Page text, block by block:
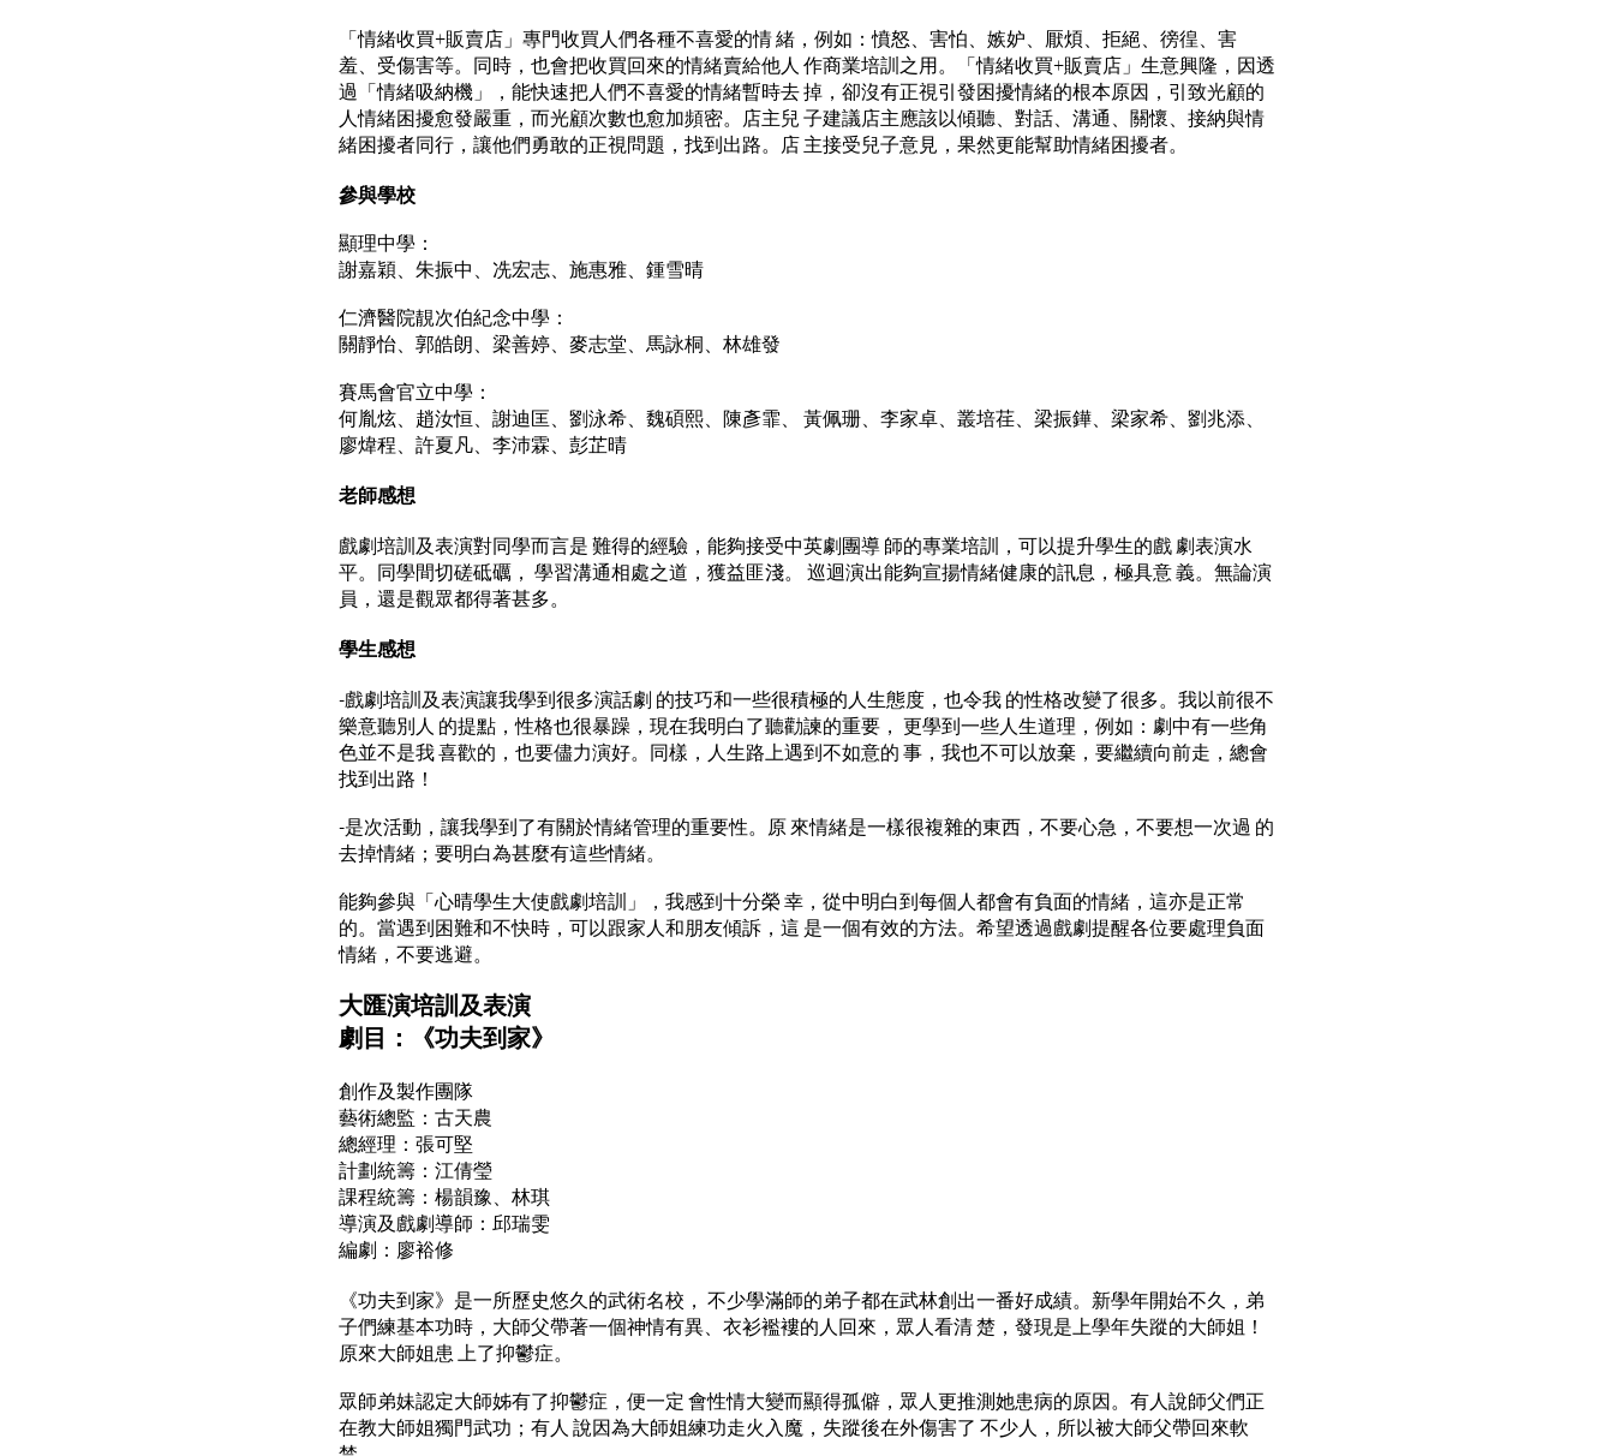
「情緒收買+販賣店」專門收買人們各種不喜愛的情 緒，例如：憤怒、害怕、嫉妒、厭煩、拒絕、徬徨、害
羞、受傷害等。同時，也會把收買回來的情緒賣給他人 作商業培訓之用。「情緒收買+販賣店」生意興隆，因透
過「情緒吸納機」，能快速把人們不喜愛的情緒暫時去 掉，卻沒有正視引發困擾情緒的根本原因，引致光顧的
人情緒困擾愈發嚴重，而光顧次數也愈加頻密。店主兒 子建議店主應該以傾聽、對話、溝通、關懷、接納與情
緒困擾者同行，讓他們勇敢的正視問題，找到出路。店 主接受兒子意見，果然更能幫助情緒困擾者。
參與學校
顯理中學：
謝嘉穎、朱振中、冼宏志、施惠雅、鍾雪晴
仁濟醫院靚次伯紀念中學：
關靜怡、郭皓朗、梁善婷、麥志堂、馬詠桐、林雄發
賽馬會官立中學：
何胤炫、趙汝恒、謝迪匡、劉泳希、魏碩熙、陳彥霏、 黃佩珊、李家卓、叢培荏、梁振鏵、梁家希、劉兆添、
廖煒程、許夏凡、李沛霖、彭芷晴
老師感想
戲劇培訓及表演對同學而言是 難得的經驗，能夠接受中英劇團導 師的專業培訓，可以提升學生的戲 劇表演水
平。同學間切磋砥礪， 學習溝通相處之道，獲益匪淺。 巡迴演出能夠宣揚情緒健康的訊息，極具意 義。無論演
員，還是觀眾都得著甚多。
學生感想
-戲劇培訓及表演讓我學到很多演話劇 的技巧和一些很積極的人生態度，也令我 的性格改變了很多。我以前很不
樂意聽別人 的提點，性格也很暴躁，現在我明白了聽勸諫的重要， 更學到一些人生道理，例如：劇中有一些角
色並不是我 喜歡的，也要儘力演好。同樣，人生路上遇到不如意的 事，我也不可以放棄，要繼續向前走，總會
找到出路！
-是次活動，讓我學到了有關於情緒管理的重要性。原 來情緒是一樣很複雜的東西，不要心急，不要想一次過 的
去掉情緒；要明白為甚麼有這些情緒。
能夠參與「心晴學生大使戲劇培訓」，我感到十分榮 幸，從中明白到每個人都會有負面的情緒，這亦是正常
的。當遇到困難和不快時，可以跟家人和朋友傾訴，這 是一個有效的方法。希望透過戲劇提醒各位要處理負面
情緒，不要逃避。
大匯演培訓及表演
劇目：《功夫到家》
創作及製作團隊
藝術總監：古天農
總經理：張可堅
計劃統籌：江倩瑩
課程統籌：楊韻豫、林琪
導演及戲劇導師：邱瑞雯
編劇：廖裕修
《功夫到家》是一所歷史悠久的武術名校， 不少學滿師的弟子都在武林創出一番好成績。新學年開始不久，弟
子們練基本功時，大師父帶著一個神情有異、衣衫襤褸的人回來，眾人看清 楚，發現是上學年失蹤的大師姐！
原來大師姐患 上了抑鬱症。
眾師弟妹認定大師姊有了抑鬱症，便一定 會性情大變而顯得孤僻，眾人更推測她患病的原因。有人說師父們正
在教大師姐獨門武功；有人 說因為大師姐練功走火入魔，失蹤後在外傷害了 不少人，所以被大師父帶回來軟